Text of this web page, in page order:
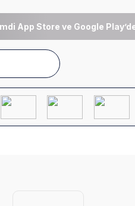
App Store ve Google